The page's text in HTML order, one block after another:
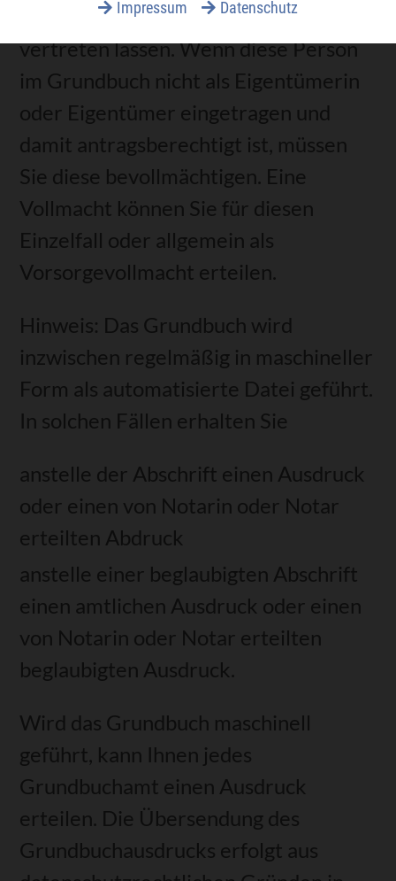
auch durch eine andere Person
vertreten lassen. Wenn diese Person
im Grundbuch nicht als Eigentümerin
oder Eigentümer eingetragen und
damit antragsberechtigt ist, müssen
Sie diese bevollmächtigen. Eine
Vollmacht können Sie für diesen
Einzelfall oder allgemein als
Vorsorgevollmacht erteilen.
Hinweis: Das Grundbuch wird
inzwischen regelmäßig in maschineller
Form als automatisierte Datei geführt.
In solchen Fällen erhalten Sie
anstelle der Abschrift einen Ausdruck
oder einen von Notarin oder Notar
erteilten Abdruck
anstelle einer beglaubigten Abschrift
einen amtlichen Ausdruck oder einen
von Notarin oder Notar erteilten
beglaubigten Ausdruck.
Wird das Grundbuch maschinell
geführt, kann Ihnen jedes
Grundbuchamt einen Ausdruck
erteilen. Die Übersendung des
Grundbuchausdrucks erfolgt aus
Impressum Datenschutz